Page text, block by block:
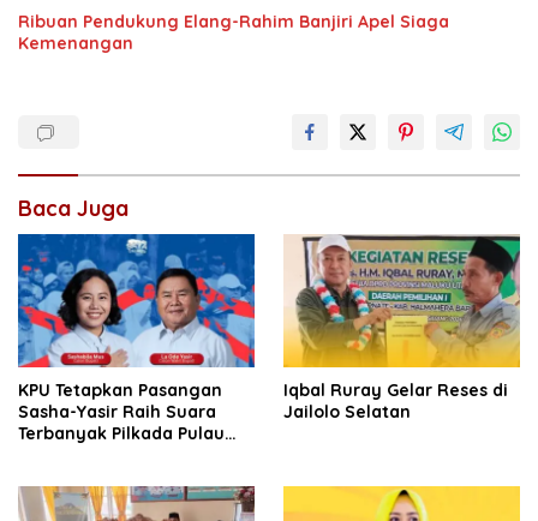
Ribuan Pendukung Elang-Rahim Banjiri Apel Siaga
Kemenangan
Baca Juga
KPU Tetapkan Pasangan
Sasha-Yasir Raih Suara
Terbanyak Pilkada Pulau
Iqbal Ruray Gelar Reses di
Jailolo Selatan